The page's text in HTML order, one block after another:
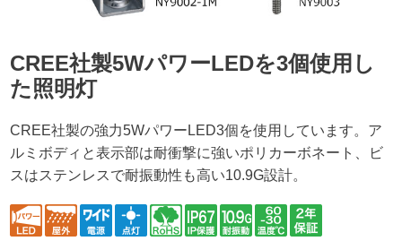
CREE社製5WパワーLEDを3個使用し
た照明灯
CREE社製の強力5WパワーLED3個を使用しています。ア
ルミボディと表示部は耐衝撃に強いポリカーボネート、ビ
スはステンレスで耐振動性も高い10.9G設計。